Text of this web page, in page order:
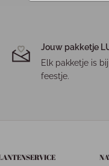
Jouw pakketje
Elk pakketje is
feestje.